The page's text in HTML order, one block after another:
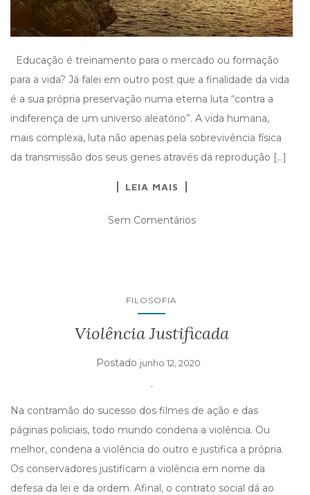
Educação é treinamento para o mercado ou formação
para a vida? Já falei em outro post que a finalidade da vida
é a sua própria preservação numa eterna luta “contra a
indiferença de um universo aleatório”. A vida humana,
mais complexa, luta não apenas pela sobrevivência física
da transmissão dos seus genes através da reprodução […]
LEIA MAIS
Sem Comentários
FILOSOFIA
Violência Justificada
Postado junho 12, 2020
Na contramão do sucesso dos filmes de ação e das
páginas policiais, todo mundo condena a violência. Ou
melhor, condena a violência do outro e justifica a própria.
Os conservadores justificam a violência em nome da
defesa da lei e da ordem. Afinal, o contrato social dá ao